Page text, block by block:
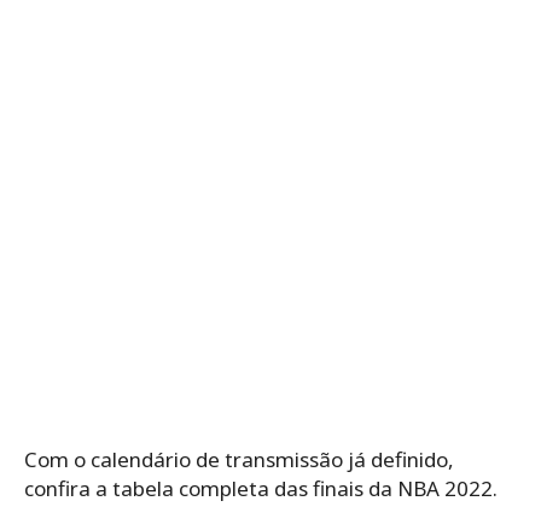
Com o calendário de transmissão já definido,
confira a tabela completa das finais da NBA 2022.